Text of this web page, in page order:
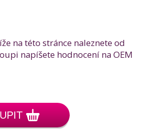
na této stránce naleznete od
napíšete hodnocení na OEM